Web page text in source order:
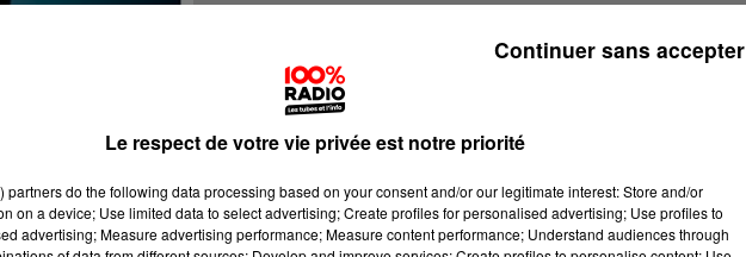
Le respect de votre vie privée est notre priorité
partnersdo the following data processing based on your consent and/or our legitimate interest: Store and/or
on a device; Use limited data to select advertising; Create profiles for personalised advertising; Use profiles to
advertising; Measure advertising performance; Measure content performance; Understand audiences through
Continuer sans accepter